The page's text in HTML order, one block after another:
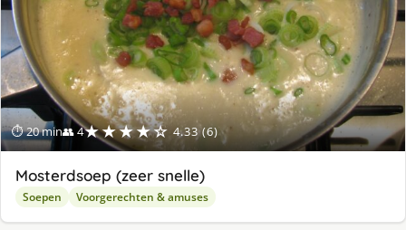
⏱ 20 min👥 4★★★★☆ 4.33 (6)
Mosterdsoep (zeer snelle)
Soepen Voorgerechten & amuses